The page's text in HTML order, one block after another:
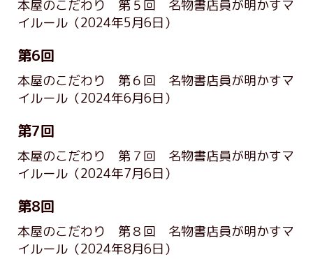
本屋のこだわり 第５回 名物書店員が明かすマ
イルール （2024年5月6日）
第6回
本屋のこだわり 第６回 名物書店員が明かすマ
イルール （2024年6月6日）
第7回
本屋のこだわり 第７回 名物書店員が明かすマ
イルール （2024年7月6日）
第8回
本屋のこだわり 第８回 名物書店員が明かすマ
イルール （2024年8月6日）